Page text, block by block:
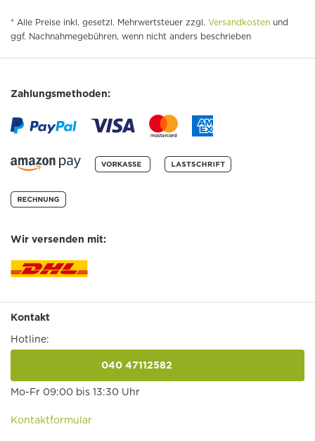
* Alle Preise inkl. gesetzl. Mehrwertsteuer zzgl. Versandkosten und
ggf. Nachnahmegebühren, wenn nicht anders beschrieben
Zahlungsmethoden:
Wir versenden mit:
Kontakt
Hotline:
040 47112582
Mo-Fr 09:00 bis 13:30 Uhr
Kontaktformular